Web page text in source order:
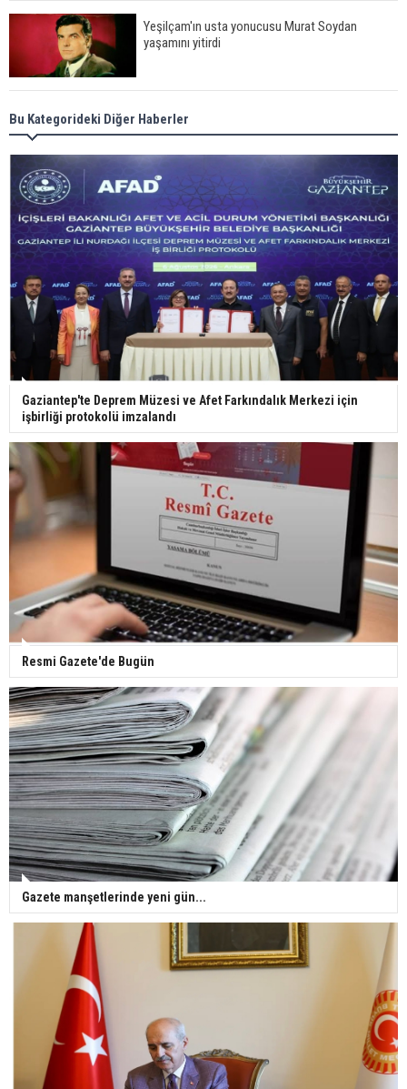
Yeşilçam'ın usta yonucusu Murat Soydan
yaşamını yitirdi
Meral Akşener ile Müsavat Dervişoğlu cenazede
görüntülendi
29 Mayıs okullar tatil mi?
Bilim kurgu gerçekleşiyor... Dondurulmuş
insanları hayata döndürecek keşif
Ünlü türkücü Mahmut Tuncer estetik operasyon
geçirdi: Son hali gündem oldu
Yerli turist 229,7 milyar lira seyahat harcaması
yaptı
Gazze'deki Sağlık Bakanlığı duyurdu: Vahşetin
pençesinde 2 salgın vaka tespit edildi
Bu Kategorideki Diğer Haberler
Gaziantep'te Deprem Müzesi ve Afet Farkındalık Merkezi için
işbirliği protokolü imzalandı
Resmi Gazete'de Bugün
Gazete manşetlerinde yeni gün...